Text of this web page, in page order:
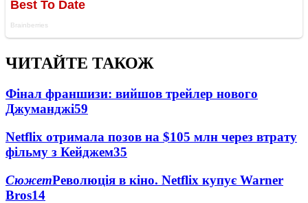
ЧИТАЙТЕ ТАКОЖ
Фінал франшизи: вийшов трейлер нового
Джуманджі59
Netflix отримала позов на $105 млн через втрату
фільму з Кейджем35
СюжетРеволюція в кіно. Netflix купує Warner
Bros14